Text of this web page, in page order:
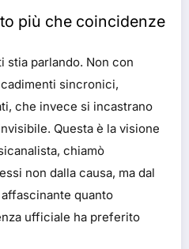
più che coincidenze
stia parlando. Non con
sincronici,
che invece si incastrano
Questa è la visione
chiamò
non dalla causa, ma dal
quanto
ufficiale ha preferito